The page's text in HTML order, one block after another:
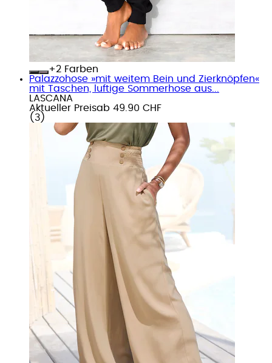
+
Farben
Palazzohose »mit weitem Bein und Zierknöpfen«
mit Taschen, luftige Sommerhose aus...
LASCANA
Aktueller Preisab 49.90 CHF
( 3 )